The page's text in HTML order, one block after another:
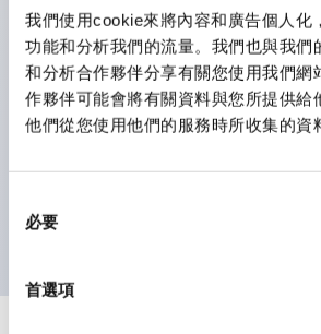
我們使用cookie來將內容和廣告個人化
功能和分析我們的流量。我們也與我們
和分析合作夥伴分享有關您使用我們網
作夥伴可能會將有關資料與您所提供給
他們從您使用他們的服務時所收集的資
必要
首選項
一顆 LED 燈泡即可呈現六種顏色（
需分色管理的 LED 燈泡，如今可用
顏色。
支援色彩通用設計（CUD）：可清楚
顏色表現更明確鮮明，便於更多人識